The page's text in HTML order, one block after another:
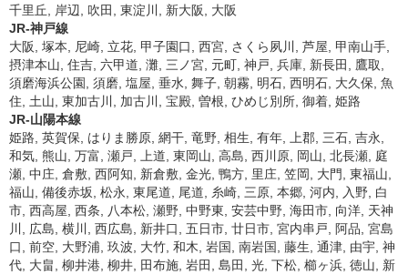
千里丘, 岸辺, 吹田, 東淀川, 新大阪, 大阪
JR-神戸線
大阪, 塚本, 尼崎, 立花, 甲子園口, 西宮, さくら夙川, 芦屋, 甲南山手,
摂津本山, 住吉, 六甲道, 灘, 三ノ宮, 元町, 神戸, 兵庫, 新長田, 鷹取,
須磨海浜公園, 須磨, 塩屋, 垂水, 舞子, 朝霧, 明石, 西明石, 大久保, 魚
住, 土山, 東加古川, 加古川, 宝殿, 曽根, ひめじ別所, 御着, 姫路
JR-山陽本線
姫路, 英賀保, はりま勝原, 網干, 竜野, 相生, 有年, 上郡, 三石, 吉永,
和気, 熊山, 万富, 瀬戸, 上道, 東岡山, 高島, 西川原, 岡山, 北長瀬, 庭
瀬, 中庄, 倉敷, 西阿知, 新倉敷, 金光, 鴨方, 里庄, 笠岡, 大門, 東福山,
福山, 備後赤坂, 松永, 東尾道, 尾道, 糸崎, 三原, 本郷, 河内, 入野, 白
市, 西高屋, 西条, 八本松, 瀬野, 中野東, 安芸中野, 海田市, 向洋, 天神
川, 広島, 横川, 西広島, 新井口, 五日市, 廿日市, 宮内串戸, 阿品, 宮島
口, 前空, 大野浦, 玖波, 大竹, 和木, 岩国, 南岩国, 藤生, 通津, 由宇, 神
代, 大畠, 柳井港, 柳井, 田布施, 岩田, 島田, 光, 下松, 櫛ヶ浜, 徳山, 新